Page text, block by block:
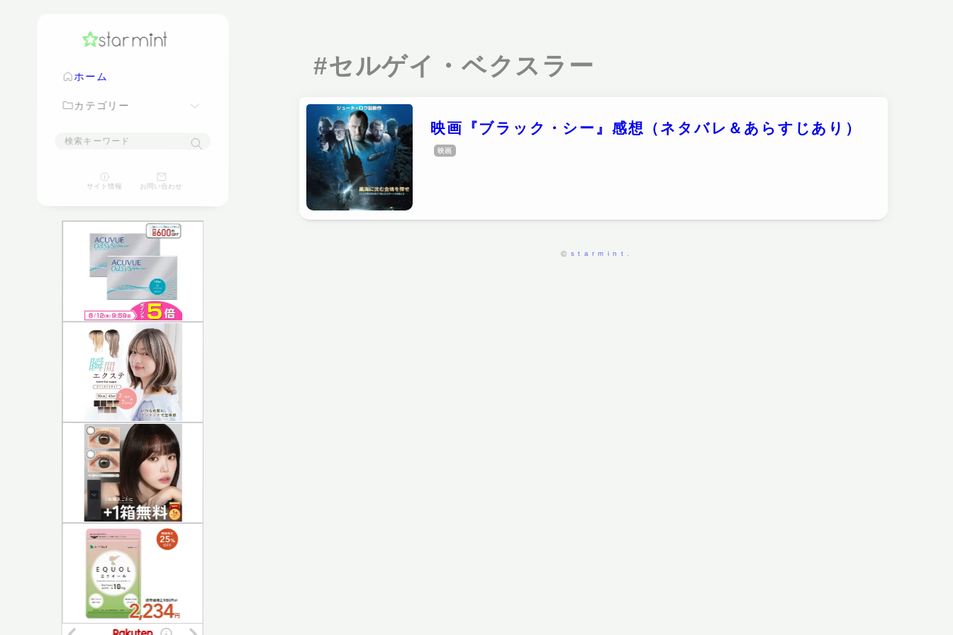
ホーム
カテゴリー
ゲーム
パソコン
スマートフォン
家電
ガジェット
生活
サイト情報 お問い合わせ
#セルゲイ・ベクスラー
映画『ブラック・シー』感想（ネタバレ＆あらすじあり）
映画
© starmint.